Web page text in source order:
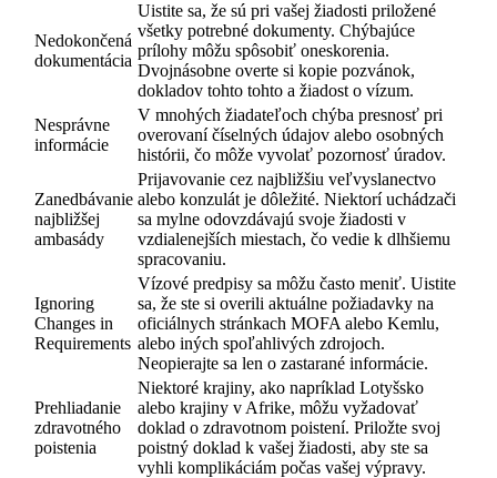
Nedokončená
dokumentácia
Uistite sa, že sú pri vašej žiadosti priložené
všetky potrebné dokumenty. Chýbajúce
prílohy môžu spôsobiť oneskorenia.
Dvojnásobne overte si kopie pozvánok,
dokladov tohto tohto a žiadost o vízum.
Nesprávne
informácie
V mnohých žiadateľoch chýba presnosť pri
overovaní číselných údajov alebo osobných
histórii, čo môže vyvolať pozornosť úradov.
Zanedbávanie
najbližšej
ambasády
Prijavovanie cez najbližšiu veľvyslanectvo
alebo konzulát je dôležité. Niektorí uchádzači
sa mylne odovzdávajú svoje žiadosti v
vzdialenejších miestach, čo vedie k dlhšiemu
spracovaniu.
Ignoring
Changes in
Requirements
Vízové predpisy sa môžu často meniť. Uistite
sa, že ste si overili aktuálne požiadavky na
oficiálnych stránkach MOFA alebo Kemlu,
alebo iných spoľahlivých zdrojoch.
Neopierajte sa len o zastarané informácie.
Prehliadanie
zdravotného
poistenia
Niektoré krajiny, ako napríklad Lotyšsko
alebo krajiny v Afrike, môžu vyžadovať
doklad o zdravotnom poistení. Priložte svoj
poistný doklad k vašej žiadosti, aby ste sa
vyhli komplikáciám počas vašej výpravy.